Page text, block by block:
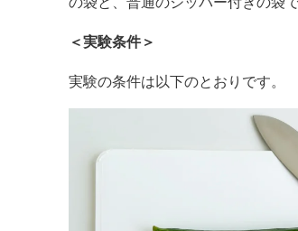
＜実験条件＞
実験の条件は以下のとおりです。